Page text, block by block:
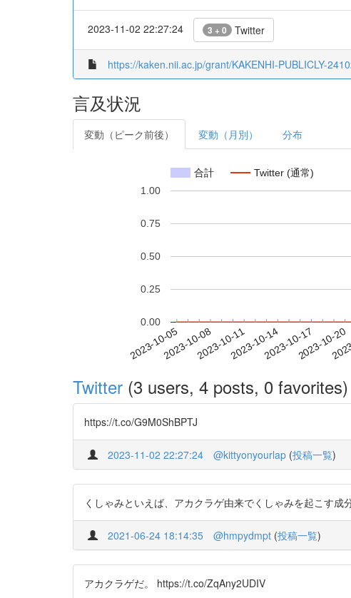
2023-11-02 22:27:24 3 + 0 Twitter
https://kaken.nii.ac.jp/grant/KAKENHI-PUBLICLY-
言及状況
変動（ピーク前後） 変動（月別） 分布
合計 Twitter (通常)
2023-10-052023-10-082023-10-112023-10-142023-10-172023-10-20
0.00
0.25
0.50
0.75
1.00
Twitter (3 users, 4 posts, 0 favorites)
https://t.co/G9M0ShBPTJ
2023-11-02 22:27:24 @kittyonyourlap (投稿一覧)
くしゃみといえば、アカクラゲ由来でくしゃみを起こす
2021-06-24 18:14:35 @hmpydmpt (投稿一覧)
アカクラゲだ。 https://t.co/ZqAny2UDIV